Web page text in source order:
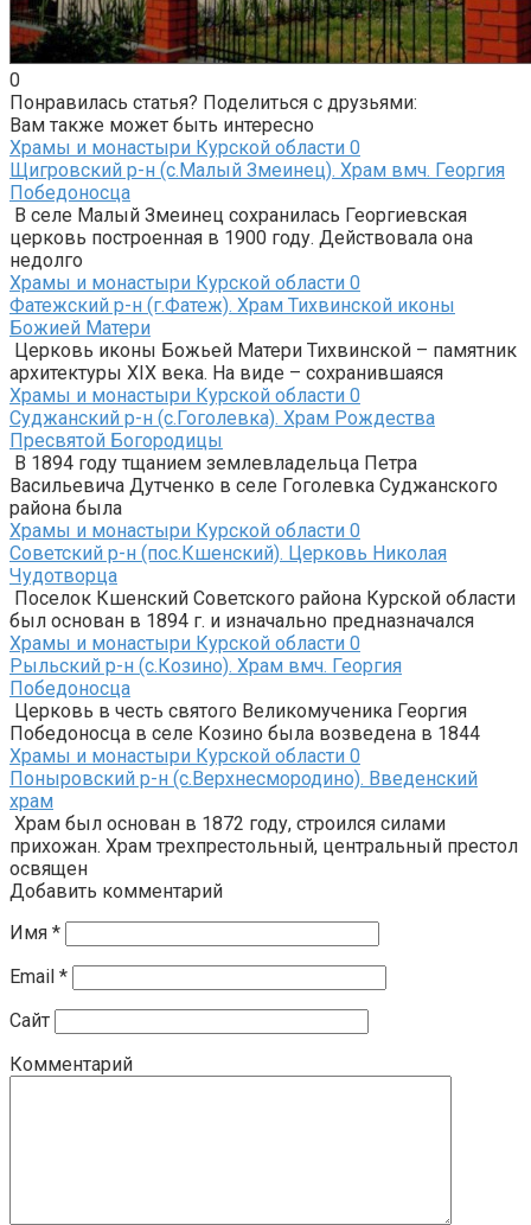
0
Понравилась статья? Поделиться с друзьями:
Вам также может быть интересно
Храмы и монастыри Курской области 0
Щигровский р-н (с.Малый Змеинец). Храм вмч. Георгия
Победоносца
В селе Малый Змеинец сохранилась Георгиевская
церковь построенная в 1900 году. Действовала она
недолго
Храмы и монастыри Курской области 0
Фатежский р-н (г.Фатеж). Храм Тихвинской иконы
Божией Матери
Церковь иконы Божьей Матери Тихвинской – памятник
архитектуры XIX века. На виде – сохранившаяся
Храмы и монастыри Курской области 0
Суджанский р-н (с.Гоголевка). Храм Рождества
Пресвятой Богородицы
В 1894 году тщанием землевладельца Петра
Васильевича Дутченко в селе Гоголевка Суджанского
района была
Храмы и монастыри Курской области 0
Советский р-н (пос.Кшенский). Церковь Николая
Чудотворца
Поселок Кшенский Советского района Курской области
был основан в 1894 г. и изначально предназначался
Храмы и монастыри Курской области 0
Рыльский р-н (с.Козино). Храм вмч. Георгия
Победоносца
Церковь в честь святого Великомученика Георгия
Победоносца в селе Козино была возведена в 1844
Храмы и монастыри Курской области 0
Поныровский р-н (с.Верхнесмородино). Введенский
храм
Храм был основан в 1872 году, строился силами
прихожан. Храм трехпрестольный, центральный престол
освящен
Добавить комментарий
Имя *
Email *
Сайт
Комментарий